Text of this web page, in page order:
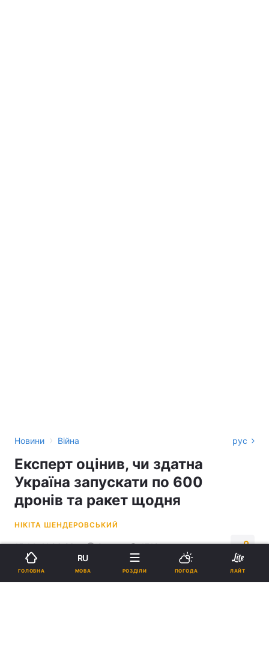
Новини › Війна рус
Експерт оцінив, чи здатна
Україна запускати по 600
дронів та ракет щодня
НІКІТА ШЕНДЕРОВСЬКИЙ
15:14, 11.06.26 2 хв. 1719
Підпишіться на нас в Google
ГОЛОВНА
RU
МОВА РОЗДІЛИ ПОГОДА ЛАЙТ